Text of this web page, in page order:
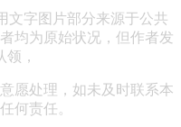
文字图片部分来源于公共
均为原始状况，但作者发
，
愿处理，如未及时联系本
何责任。